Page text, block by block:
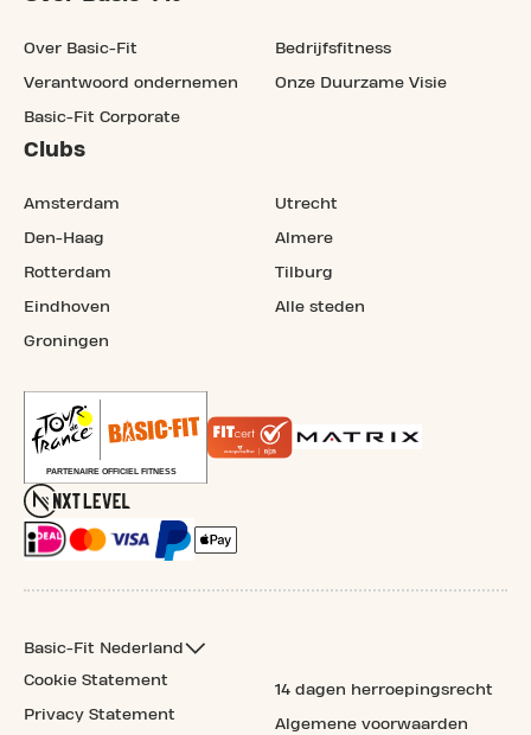
Over Basic-Fit
Verantwoord ondernemen
Basic-Fit Corporate
Bedrijfsfitness
Onze Duurzame Visie
Clubs
Amsterdam
Den-Haag
Rotterdam
Eindhoven
Groningen
Utrecht
Almere
Tilburg
Alle steden
Basic-Fit Nederland
Cookie Statement
Privacy Statement
14 dagen herroepingsrecht
Algemene voorwaarden